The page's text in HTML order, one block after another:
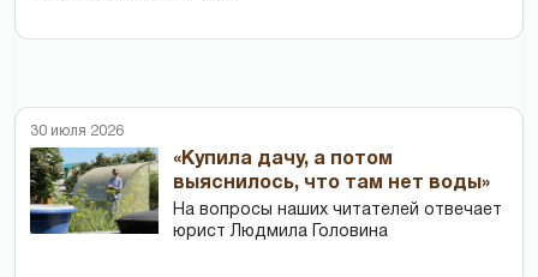
30 июля 2026
«Купила дачу, а потом
выяснилось, что там нет воды»
На вопросы наших читателей отвечает
юрист Людмила Головина